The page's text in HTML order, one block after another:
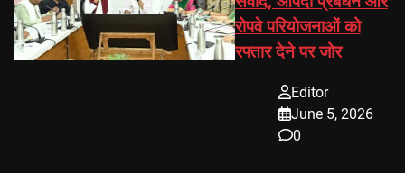
रोपवे परियोजनाओं को
रफ्तार देने पर जोर
Editor
June 5, 2026
0